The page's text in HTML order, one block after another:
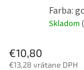
Farba:
Skladom
€10,80
€13,28 vrátane DPH